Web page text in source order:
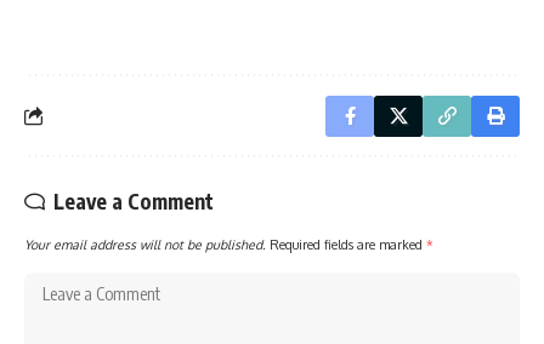
Leave a Comment
Your email address will not be published. Required fields are marked *